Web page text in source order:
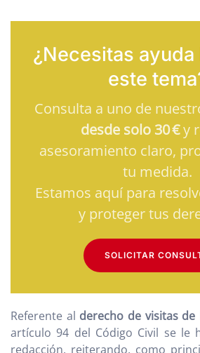
¿Necesitas
este
Consulta a uno de
desde solo 30 €y
asesoramiento claro,
tu medida.
Estamos aquí para
y proteger tus
SOLICITAR
Referente al derecho de visitas
artículo 94 del Código Civil se le
redacción, reiterando, como